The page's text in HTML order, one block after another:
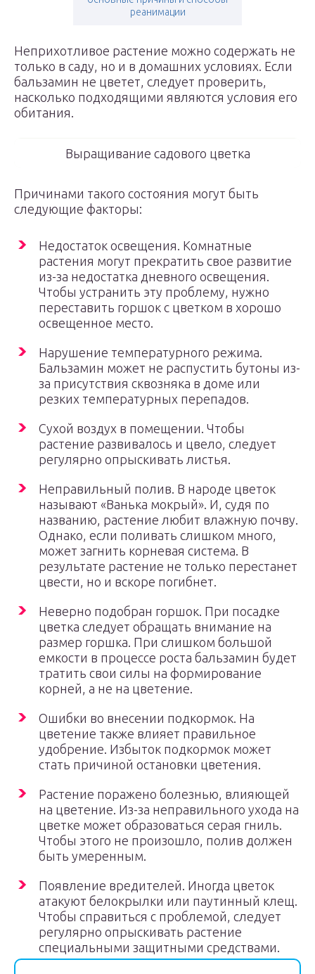
реанимации
Неприхотливое растение можно содержать не
только в саду, но и в домашних условиях. Если
бальзамин не цветет, следует проверить,
насколько подходящими являются условия его
обитания.
Выращивание садового цветка
Причинами такого состояния могут быть
следующие факторы:
Недостаток освещения. Комнатные
растения могут прекратить свое развитие
из-за недостатка дневного освещения.
Чтобы устранить эту проблему, нужно
переставить горшок с цветком в хорошо
освещенное место.
Нарушение температурного режима.
Бальзамин может не распустить бутоны из-
за присутствия сквозняка в доме или
резких температурных перепадов.
Сухой воздух в помещении. Чтобы
растение развивалось и цвело, следует
регулярно опрыскивать листья.
Неправильный полив. В народе цветок
называют «Ванька мокрый». И, судя по
названию, растение любит влажную почву.
Однако, если поливать слишком много,
может загнить корневая система. В
результате растение не только перестанет
цвести, но и вскоре погибнет.
Неверно подобран горшок. При посадке
цветка следует обращать внимание на
размер горшка. При слишком большой
емкости в процессе роста бальзамин будет
тратить свои силы на формирование
корней, а не на цветение.
Ошибки во внесении подкормок. На
цветение также влияет правильное
удобрение. Избыток подкормок может
стать причиной остановки цветения.
Растение поражено болезнью, влияющей
на цветение. Из-за неправильного ухода на
цветке может образоваться серая гниль.
Чтобы этого не произошло, полив должен
быть умеренным.
Появление вредителей. Иногда цветок
атакуют белокрылки или паутинный клещ.
Чтобы справиться с проблемой, следует
регулярно опрыскивать растение
специальными защитными средствами.